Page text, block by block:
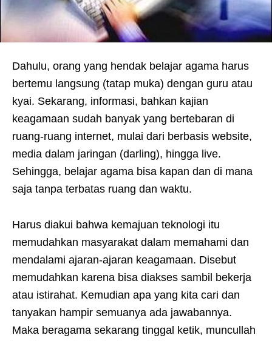
Dahulu, orang yang hendak belajar agama harus
bertemu langsung (tatap muka) dengan guru atau
kyai. Sekarang, informasi, bahkan kajian
keagamaan sudah banyak yang bertebaran di
ruang-ruang internet, mulai dari berbasis website,
media dalam jaringan (darling), hingga live.
Sehingga, belajar agama bisa kapan dan di mana
saja tanpa terbatas ruang dan waktu.
Harus diakui bahwa kemajuan teknologi itu
memudahkan masyarakat dalam memahami dan
mendalami ajaran-ajaran keagamaan. Disebut
memudahkan karena bisa diakses sambil bekerja
atau istirahat. Kemudian apa yang kita cari dan
tanyakan hampir semuanya ada jawabannya.
Maka beragama sekarang tinggal ketik, muncullah